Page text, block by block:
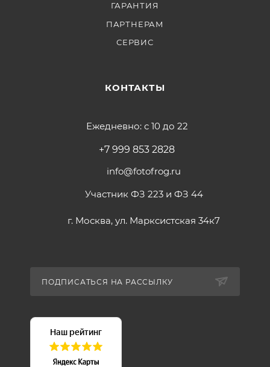
ГАРАНТИЯ
ПАРТНЕРАМ
СЕРВИС
КОНТАКТЫ
Ежедневно: с 10 до 22
+7 999 853 2828
info@fotofrog.ru
Участник ФЗ 223 и ФЗ 44
г. Москва, ул. Марксистская 34к7
ПОДПИСАТЬСЯ НА РАССЫЛКУ